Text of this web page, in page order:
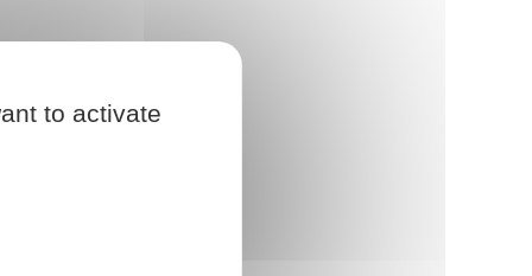
to activate